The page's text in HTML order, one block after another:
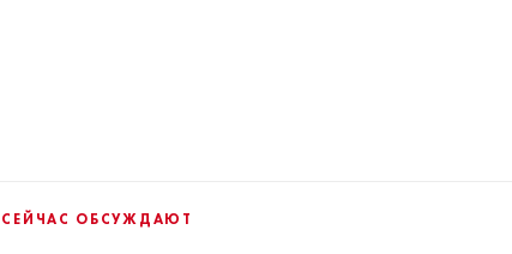
СЕЙЧАС ОБСУЖДАЮТ